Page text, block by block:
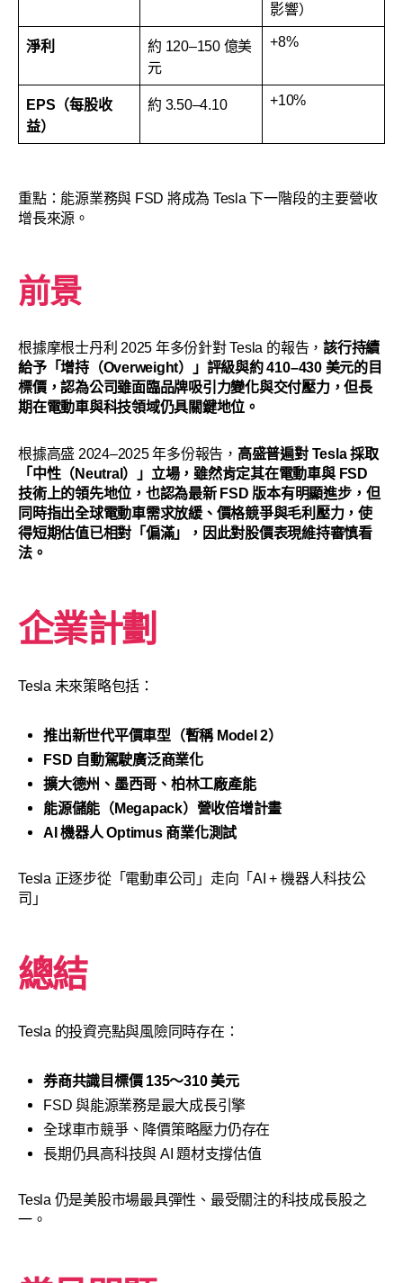
影響）
淨利
約 120–150 億美
元
+8%
EPS（每股收
益）
約 3.50–4.10 +10%
重點：能源業務與 FSD 將成為 Tesla 下一階段的主要營收
增長來源。
前景
根據摩根士丹利 2025 年多份針對 Tesla 的報告，該行持續
給予「增持（Overweight）」評級與約 410–430 美元的目
標價，認為公司雖面臨品牌吸引力變化與交付壓力，但長
期在電動車與科技領域仍具關鍵地位。
根據高盛 2024–2025 年多份報告， 高盛普遍對 Tesla 採取
「中性（Neutral）」立場，雖然肯定其在電動車與 FSD
技術上的領先地位，也認為最新 FSD 版本有明顯進步，但
同時指出全球電動車需求放緩、價格競爭與毛利壓力，使
得短期估值已相對「偏滿」，因此對股價表現維持審慎看
法。
企業計劃
Tesla 未來策略包括：
推出新世代平價車型（暫稱 Model 2）
FSD 自動駕駛廣泛商業化
擴大德州、墨西哥、柏林工廠產能
能源儲能（Megapack）營收倍增計畫
AI 機器人 Optimus 商業化測試
Tesla 正逐步從「電動車公司」走向「AI + 機器人科技公
司」
總結
Tesla 的投資亮點與風險同時存在：
券商共識目標價 135～310 美元
FSD 與能源業務是最大成長引擎
全球車市競爭、降價策略壓力仍存在
長期仍具高科技與 AI 題材支撐估值
Tesla 仍是美股市場最具彈性、最受關注的科技成長股之
一。